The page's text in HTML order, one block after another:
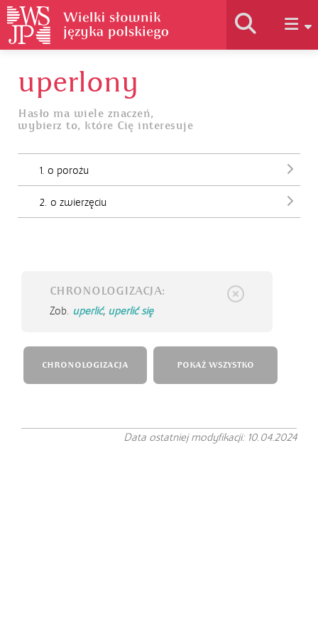
Historia słownika
Jak korzystać
uperlony
Hasło ma wiele znaczeń,
wybierz to, które Cię interesuje
1. o porożu
2. o zwierzęciu
CHRONOLOGIZACJA:
Zob. uperlić, uperlić się
CHRONOLOGIZACJA POKAŻ WSZYSTKO
Data ostatniej modyfikacji: 10.04.2024